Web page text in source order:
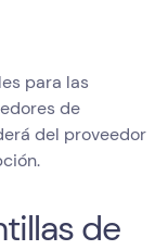
para las
de
del proveedor
de